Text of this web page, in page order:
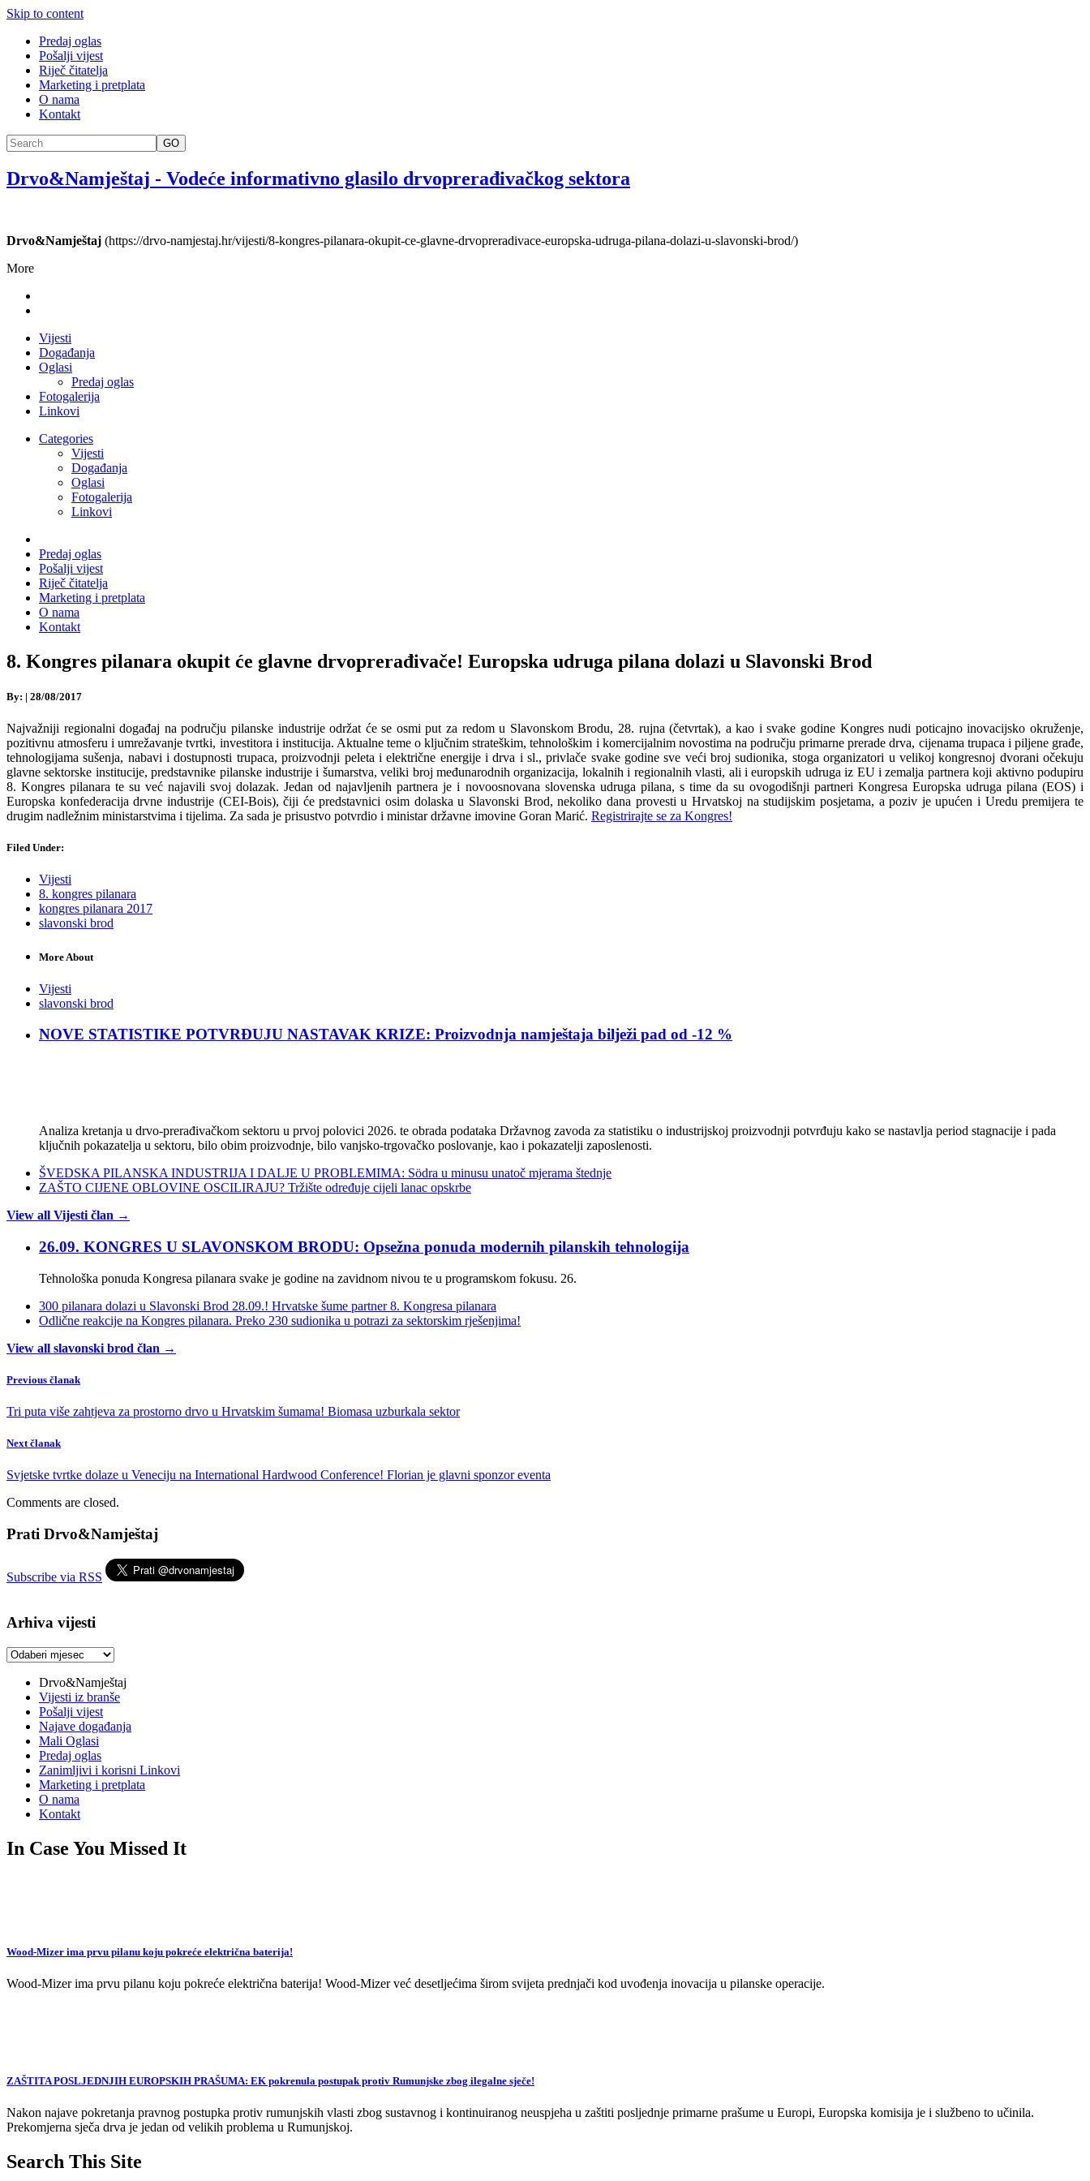
Skip to content
Predaj oglas
Pošalji vijest
Riječ čitatelja
Marketing i pretplata
O nama
Kontakt
GO
Drvo&Namještaj - Vodeće informativno glasilo drvoprerađivačkog sektora
Drvo&Namještaj (https://drvo-namjestaj.hr/vijesti/8-kongres-pilanara-okupit-ce-glavne-drvopreradivace-europska-udruga-pilana-dolazi-u-slavonski-brod/)
More
Vijesti
Događanja
Oglasi
Predaj oglas
Fotogalerija
Linkovi
Categories
Vijesti
Događanja
Oglasi
Fotogalerija
Linkovi
Predaj oglas
Pošalji vijest
Riječ čitatelja
Marketing i pretplata
O nama
Kontakt
8. Kongres pilanara okupit će glavne drvoprerađivače! Europska udruga pilana dolazi u Slavonski Brod
By: | 28/08/2017
Najvažniji regionalni događaj na području pilanske industrije održat će se osmi put za redom u Slavonskom Brodu, 28. rujna (četvrtak), a kao i svake godine Kongres nudi poticajno inovacijsko okruženje,
pozitivnu atmosferu i umrežavanje tvrtki, investitora i institucija. Aktualne teme o ključnim strateškim, tehnološkim i komercijalnim novostima na području primarne prerade drva, cijenama trupaca i piljene građe,
tehnologijama sušenja, nabavi i dostupnosti trupaca, proizvodnji peleta i električne energije i drva i sl., privlače svake godine sve veći broj sudionika, stoga organizatori u velikoj kongresnoj dvorani očekuju
glavne sektorske institucije, predstavnike pilanske industrije i šumarstva, veliki broj međunarodnih organizacija, lokalnih i regionalnih vlasti, ali i europskih udruga iz EU i zemalja partnera koji aktivno podupiru
8. Kongres pilanara te su već najavili svoj dolazak. Jedan od najavljenih partnera je i novoosnovana slovenska udruga pilana, s time da su ovogodišnji partneri Kongresa Europska udruga pilana (EOS) i
Europska konfederacija drvne industrije (CEI-Bois), čiji će predstavnici osim dolaska u Slavonski Brod, nekoliko dana provesti u Hrvatskoj na studijskim posjetama, a poziv je upućen i Uredu premijera te
drugim nadležnim ministarstvima i tijelima. Za sada je prisustvo potvrdio i ministar državne imovine Goran Marić. Registrirajte se za Kongres!
Filed Under:
Vijesti
8. kongres pilanara
kongres pilanara 2017
slavonski brod
More About
Vijesti
slavonski brod
NOVE STATISTIKE POTVRĐUJU NASTAVAK KRIZE: Proizvodnja namještaja bilježi pad od -12 %
Analiza kretanja u drvo-prerađivačkom sektoru u prvoj polovici 2026. te obrada podataka Državnog zavoda za statistiku o industrijskoj proizvodnji potvrđuju kako se nastavlja period stagnacije i pada
ključnih pokazatelja u sektoru, bilo obim proizvodnje, bilo vanjsko-trgovačko poslovanje, kao i pokazatelji zaposlenosti.
ŠVEDSKA PILANSKA INDUSTRIJA I DALJE U PROBLEMIMA: Södra u minusu unatoč mjerama štednje
ZAŠTO CIJENE OBLOVINE OSCILIRAJU? Tržište određuje cijeli lanac opskrbe
View all Vijesti član →
26.09. KONGRES U SLAVONSKOM BRODU: Opsežna ponuda modernih pilanskih tehnologija
Tehnološka ponuda Kongresa pilanara svake je godine na zavidnom nivou te u programskom fokusu. 26.
300 pilanara dolazi u Slavonski Brod 28.09.! Hrvatske šume partner 8. Kongresa pilanara
Odlične reakcije na Kongres pilanara. Preko 230 sudionika u potrazi za sektorskim rješenjima!
View all slavonski brod član →
Previous članak
Tri puta više zahtjeva za prostorno drvo u Hrvatskim šumama! Biomasa uzburkala sektor
Next članak
Svjetske tvrtke dolaze u Veneciju na International Hardwood Conference! Florian je glavni sponzor eventa
Comments are closed.
Prati Drvo&Namještaj
Subscribe via RSS
Arhiva vijesti
Arhiva
Drvo&Namještaj
Vijesti iz branše
Pošalji vijest
Najave događanja
Mali Oglasi
Predaj oglas
Zanimljivi i korisni Linkovi
Marketing i pretplata
O nama
Kontakt
In Case You Missed It
Wood-Mizer ima prvu pilanu koju pokreće električna baterija!
Wood-Mizer ima prvu pilanu koju pokreće električna baterija! Wood-Mizer već desetljećima širom svijeta prednjači kod uvođenja inovacija u pilanske operacije.
ZAŠTITA POSLJEDNJIH EUROPSKIH PRAŠUMA: EK pokrenula postupak protiv Rumunjske zbog ilegalne sječe!
Nakon najave pokretanja pravnog postupka protiv rumunjskih vlasti zbog sustavnog i kontinuiranog neuspjeha u zaštiti posljednje primarne prašume u Europi, Europska komisija je i službeno to učinila.
Prekomjerna sječa drva je jedan od velikih problema u Rumunjskoj.
Search This Site